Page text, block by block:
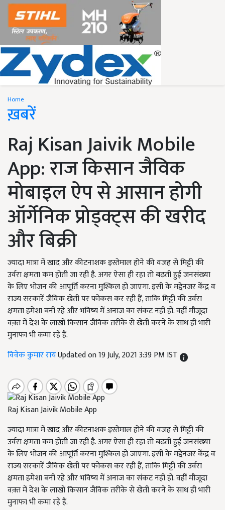
Home
ख़बरें
Raj Kisan Jaivik Mobile
App: राज किसान जैविक
मोबाइल ऐप से आसान होगी
ऑर्गेनिक प्रोड्क्ट्स की खरीद
और बिक्री
ज्यादा मात्रा में खाद और कीटनाशक इस्तेमाल होने की वजह से मिट्टी की
उर्वरा क्षमता कम होती जा रही है. अगर ऐसा ही रहा तो बढ़ती हुई जनसंख्या
के लिए भोजन की आपूर्ति करना मुश्किल हो जाएगा. इसी के मद्देनजर केंद्र व
राज्य सरकारें जैविक खेती पर फोकस कर रही हैं, ताकि मिट्टी की उर्वरा
क्षमता हमेशा बनी रहे और भविष्य में अनाज का संकट नहीं हो. वहीं मौजूदा
वक़्त में देश के लाखों किसान जैविक तरीके से खेती करने के साथ ही भारी
मुनाफा भी कमा रहें हैं.
विवेक कुमार रायUpdated on 19 July, 2021 3:39 PM IST
Raj Kisan Jaivik Mobile App
ज्यादा मात्रा में खाद और कीटनाशक इस्तेमाल होने की वजह से मिट्टी की
उर्वरा क्षमता कम होती जा रही है. अगर ऐसा ही रहा तो बढ़ती हुई जनसंख्या
के लिए भोजन की आपूर्ति करना मुश्किल हो जाएगा. इसी के मद्देनजर केंद्र व
राज्य सरकारें जैविक खेती पर फोकस कर रही हैं, ताकि मिट्टी की उर्वरा
क्षमता हमेशा बनी रहे और भविष्य में अनाज का संकट नहीं हो. वहीं मौजूदा
वक़्त में देश के लाखों किसान जैविक तरीके से खेती करने के साथ ही भारी
मुनाफा भी कमा रहें हैं.